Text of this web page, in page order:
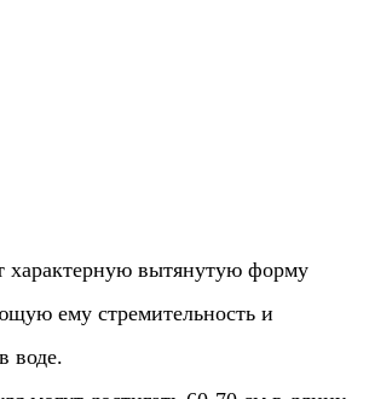
характерную вытянутую форму
ему стремительность и
воде.